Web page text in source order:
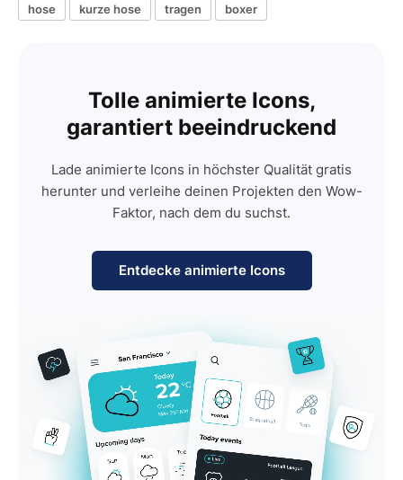
hose
kurze hose tragen boxer
Tolle animierte Icons,
garantiert beeindruckend
Lade animierte Icons in höchster Qualität gratis
herunter und verleihe deinen Projekten den Wow-
Faktor, nach dem du suchst.
Entdecke animierte Icons